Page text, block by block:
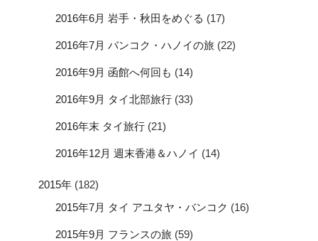
2016年6月 岩手・秋田をめぐる (17)
2016年7月 バンコク・ハノイの旅 (22)
2016年9月 函館へ何回も (14)
2016年9月 タイ北部旅行 (33)
2016年末 タイ旅行 (21)
2016年12月 週末香港＆ハノイ (14)
2015年 (182)
2015年7月 タイ アユタヤ・バンコク (16)
2015年9月 フランスの旅 (59)